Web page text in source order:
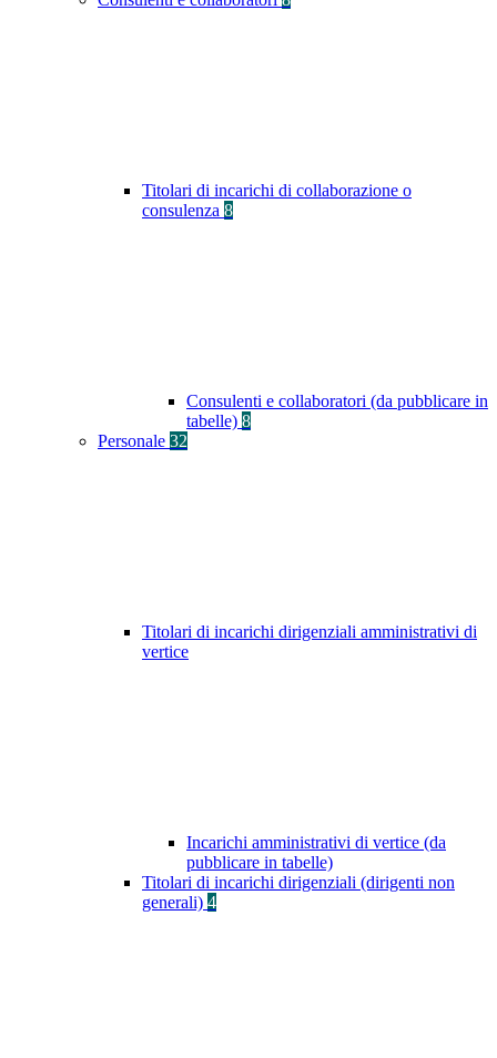
Titolari di incarichi di collaborazione o
consulenza 8
Consulenti e collaboratori (da pubblicare in
tabelle) 8
Personale 32
Titolari di incarichi dirigenziali amministrativi di
vertice
Incarichi amministrativi di vertice (da
pubblicare in tabelle)
Titolari di incarichi dirigenziali (dirigenti non
generali) 4